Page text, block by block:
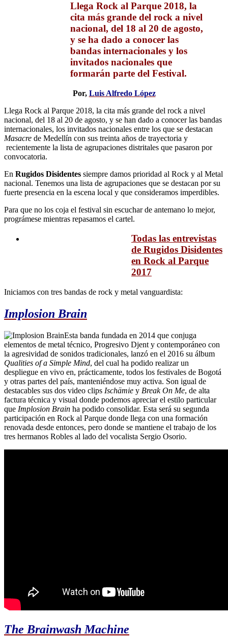
Llega Rock al Parque 2018, la
cita más grande del rock a nivel
nacional, del 18 al 20 de agosto,
y se ha dado a conocer las
bandas internacionales y los
invitados nacionales que
formarán parte del Festival.
Por, Luis Alfredo López
Llega Rock al Parque 2018, la cita más grande del rock a nivel
nacional, del 18 al 20 de agosto, y se han dado a conocer las bandas
internacionales, los invitados nacionales entre los que se destacan
Masacre de Medellín con sus treinta años de trayectoria y
recientemente la lista de agrupaciones distritales que pasaron por
convocatoria.
En Rugidos Disidentes siempre damos prioridad al Rock y al Metal
nacional. Tenemos una lista de agrupaciones que se destacan por su
fuerte presencia en la escena local y que consideramos imperdibles.
Para que no los coja el festival sin escuchar de antemano lo mejor,
prográmese mientras repasamos el cartel.
Todas las entrevistas
de Rugidos Disidentes
en Rock al Parque
2017
Iniciamos con tres bandas de rock y metal vanguardista:
Implosion Brain
Esta banda fundada en 2014 que conjuga
elementos de metal técnico, Progresivo Djent y contemporáneo con
la agresividad de sonidos tradicionales, lanzó en el 2016 su álbum
Qualities of a Simple Mind, del cual ha podido realizar un
despliegue en vivo en, prácticamente, todos los festivales de Bogotá
y otras partes del país, manteniéndose muy activa. Son igual de
destacables sus dos video clips Ischämie y Break On Me, de alta
factura técnica y visual donde podemos apreciar el estilo particular
que Implosion Brain ha podido consolidar. Esta será su segunda
participación en Rock al Parque donde llega con una formación
renovada desde entonces, pero donde se mantiene el trabajo de los
tres hermanos Robles al lado del vocalista Sergio Osorio.
The Brainwash Machine